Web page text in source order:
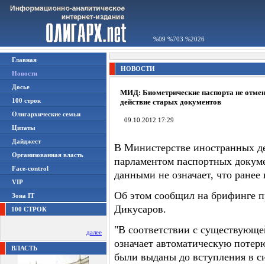
%09 %703 %2026
Главная
Новости
Досье
100 строк
Олигархические семьи
Цитаты
Дайджест
Организованная власть
Face-control
VIP
Зона IT
100 СТРОК
далее
ВЛАСТЬ
НОВОСТИ
МИД: Биометрические паспорта не
действие старых документов
09.10.2012 17:29
В Министерстве иностранных
парламентом паспортных
данными не означает, что
Об этом сообщил на брифинге
Дикусаров.
"В соответствии с
означает автоматическую
были выданы до вступления в